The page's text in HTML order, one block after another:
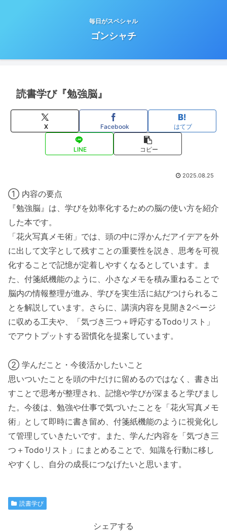
毎日がスペシャル
ゴンシャチ
読書学び『勉強脳』
X Facebook はてブ
LINE コピー
2025.08.25
① 内容の要点
『勉強脳』は、学びを効率化するための脳の使い方を紹介
した本です。
「花火写真メモ術」では、頭の中に浮かんだアイデアを外
に出して文字として残すことの重要性を説き、思考を可視
化することで記憶が定着しやすくなるとしています。ま
た、付箋紙機能のように、小さなメモを積み重ねることで
脳内の情報整理が進み、学びを実生活に結びつけられるこ
とを解説しています。さらに、講演内容を見開き2ページ
に収める工夫や、「気づき三つ＋呼応するTodoリスト」
でアウトプットする習慣化を提案しています。
② 学んだこと・今後活かしたいこと
思いついたことを頭の中だけに留めるのではなく、書き出
すことで思考が整理され、記憶や学びが深まると学びまし
た。今後は、勉強や仕事で気づいたことを「花火写真メモ
術」として即時に書き留め、付箋紙機能のように視覚化し
て管理していきたいです。また、学んだ内容を「気づき三
つ＋Todoリスト」にまとめることで、知識を行動に移し
やすくし、自分の成長につなげたいと思います。
読書学び
シェアする